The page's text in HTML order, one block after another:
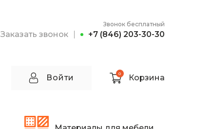
Заказать звонок
Звонок бесплатный
+7 (846) 203-30-30
Войти 0 Корзина